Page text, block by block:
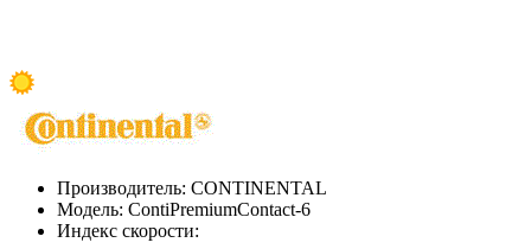
Производитель: CONTINENTAL
Модель: ContiPremiumContact-6
Индекс скорости: